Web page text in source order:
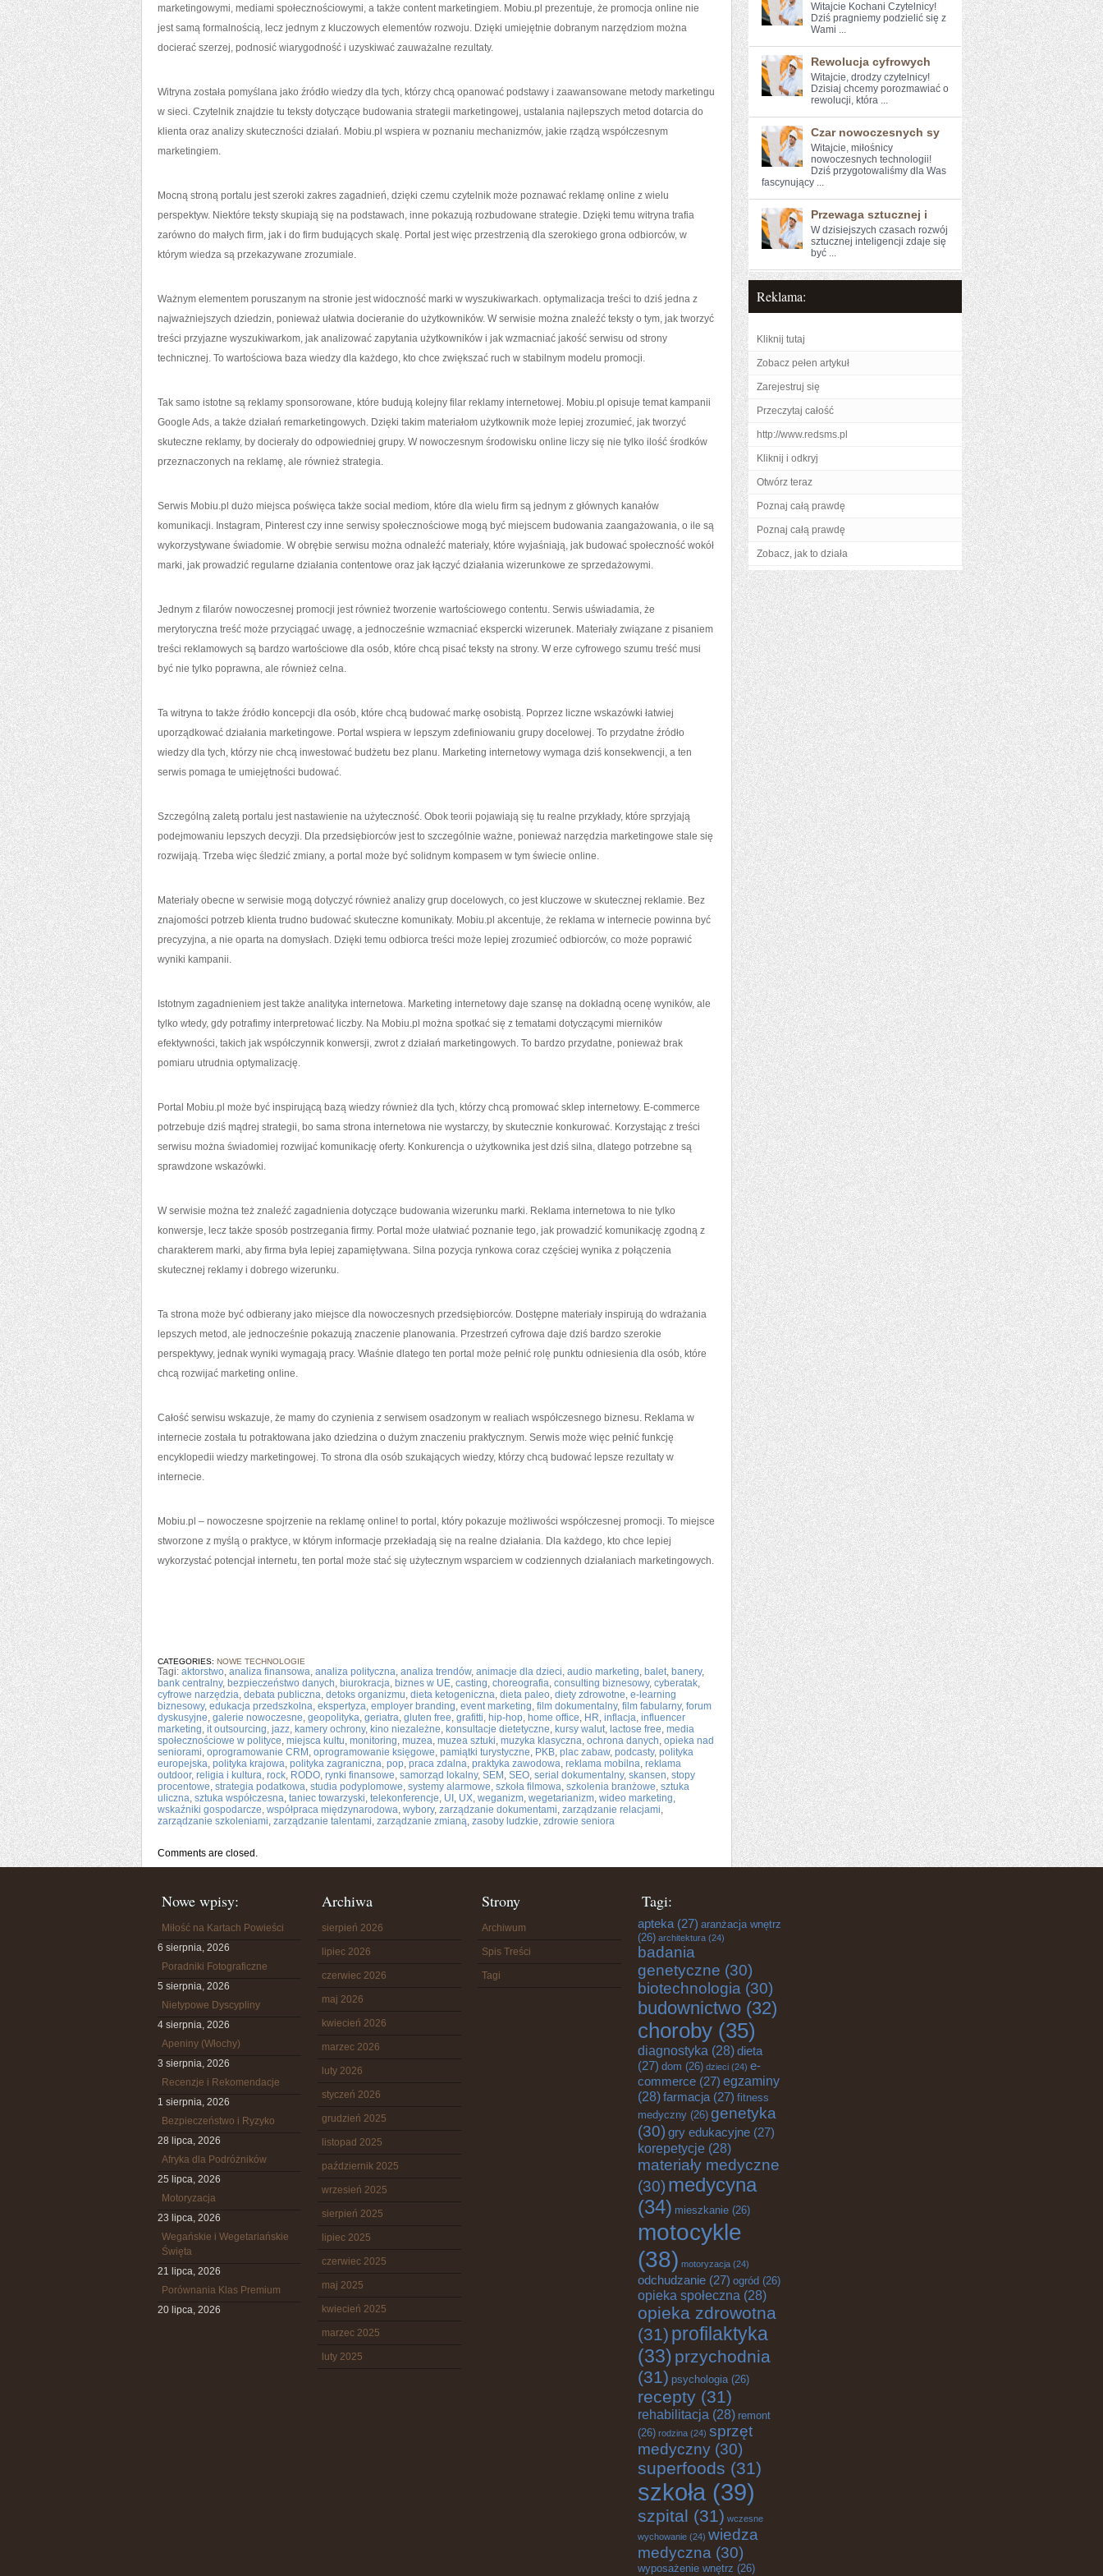
marketingowymi, mediami społecznościowymi, a także content marketingiem. Mobiu.pl prezentuje, że promocja online nie
jest samą formalnością, lecz jednym z kluczowych elementów rozwoju. Dzięki umiejętnie dobranym narzędziom można
docierać szerzej, podnosić wiarygodność i uzyskiwać zauważalne rezultaty.
Witryna została pomyślana jako źródło wiedzy dla tych, którzy chcą opanować podstawy i zaawansowane metody marketingu
w sieci. Czytelnik znajdzie tu teksty dotyczące budowania strategii marketingowej, ustalania najlepszych metod dotarcia do
klienta oraz analizy skuteczności działań. Mobiu.pl wspiera w poznaniu mechanizmów, jakie rządzą współczesnym
marketingiem.
Mocną stroną portalu jest szeroki zakres zagadnień, dzięki czemu czytelnik może poznawać reklamę online z wielu
perspektyw. Niektóre teksty skupiają się na podstawach, inne pokazują rozbudowane strategie. Dzięki temu witryna trafia
zarówno do małych firm, jak i do firm budujących skalę. Portal jest więc przestrzenią dla szerokiego grona odbiorców, w
którym wiedza są przekazywane zrozumiale.
Ważnym elementem poruszanym na stronie jest widoczność marki w wyszukiwarkach. optymalizacja treści to dziś jedna z
najważniejszych dziedzin, ponieważ ułatwia docieranie do użytkowników. W serwisie można znaleźć teksty o tym, jak tworzyć
treści przyjazne wyszukiwarkom, jak analizować zapytania użytkowników i jak wzmacniać jakość serwisu od strony
technicznej. To wartościowa baza wiedzy dla każdego, kto chce zwiększać ruch w stabilnym modelu promocji.
Tak samo istotne są reklamy sponsorowane, które budują kolejny filar reklamy internetowej. Mobiu.pl opisuje temat kampanii
Google Ads, a także działań remarketingowych. Dzięki takim materiałom użytkownik może lepiej zrozumieć, jak tworzyć
skuteczne reklamy, by docierały do odpowiedniej grupy. W nowoczesnym środowisku online liczy się nie tylko ilość środków
przeznaczonych na reklamę, ale również strategia.
Serwis Mobiu.pl dużo miejsca poświęca także social mediom, które dla wielu firm są jednym z głównych kanałów
komunikacji. Instagram, Pinterest czy inne serwisy społecznościowe mogą być miejscem budowania zaangażowania, o ile są
wykorzystywane świadomie. W obrębie serwisu można odnaleźć materiały, które wyjaśniają, jak budować społeczność wokół
marki, jak prowadzić regularne działania contentowe oraz jak łączyć działania wizerunkowe ze sprzedażowymi.
Jednym z filarów nowoczesnej promocji jest również tworzenie wartościowego contentu. Serwis uświadamia, że
merytoryczna treść może przyciągać uwagę, a jednocześnie wzmacniać ekspercki wizerunek. Materiały związane z pisaniem
treści reklamowych są bardzo wartościowe dla osób, które chcą pisać teksty na strony. W erze cyfrowego szumu treść musi
być nie tylko poprawna, ale również celna.
Ta witryna to także źródło koncepcji dla osób, które chcą budować markę osobistą. Poprzez liczne wskazówki łatwiej
uporządkować działania marketingowe. Portal wspiera w lepszym zdefiniowaniu grupy docelowej. To przydatne źródło
wiedzy dla tych, którzy nie chcą inwestować budżetu bez planu. Marketing internetowy wymaga dziś konsekwencji, a ten
serwis pomaga te umiejętności budować.
Szczególną zaletą portalu jest nastawienie na użyteczność. Obok teorii pojawiają się tu realne przykłady, które sprzyjają
podejmowaniu lepszych decyzji. Dla przedsiębiorców jest to szczególnie ważne, ponieważ narzędzia marketingowe stale się
rozwijają. Trzeba więc śledzić zmiany, a portal może być solidnym kompasem w tym świecie online.
Materiały obecne w serwisie mogą dotyczyć również analizy grup docelowych, co jest kluczowe w skutecznej reklamie. Bez
znajomości potrzeb klienta trudno budować skuteczne komunikaty. Mobiu.pl akcentuje, że reklama w internecie powinna być
precyzyjna, a nie oparta na domysłach. Dzięki temu odbiorca treści może lepiej zrozumieć odbiorców, co może poprawić
wyniki kampanii.
Istotnym zagadnieniem jest także analityka internetowa. Marketing internetowy daje szansę na dokładną ocenę wyników, ale
tylko wtedy, gdy potrafimy interpretować liczby. Na Mobiu.pl można spotkać się z tematami dotyczącymi mierników
efektywności, takich jak współczynnik konwersji, zwrot z działań marketingowych. To bardzo przydatne, ponieważ brak
pomiaru utrudnia optymalizację.
Portal Mobiu.pl może być inspirującą bazą wiedzy również dla tych, którzy chcą promować sklep internetowy. E-commerce
potrzebuje dziś mądrej strategii, bo sama strona internetowa nie wystarczy, by skutecznie konkurować. Korzystając z treści
serwisu można świadomiej rozwijać komunikację oferty. Konkurencja o użytkownika jest dziś silna, dlatego potrzebne są
sprawdzone wskazówki.
W serwisie można też znaleźć zagadnienia dotyczące budowania wizerunku marki. Reklama internetowa to nie tylko
konwersje, lecz także sposób postrzegania firmy. Portal może ułatwiać poznanie tego, jak prowadzić komunikację zgodną z
charakterem marki, aby firma była lepiej zapamiętywana. Silna pozycja rynkowa coraz częściej wynika z połączenia
skutecznej reklamy i dobrego wizerunku.
Ta strona może być odbierany jako miejsce dla nowoczesnych przedsiębiorców. Dostępne materiały inspirują do wdrażania
lepszych metod, ale jednocześnie pokazują znaczenie planowania. Przestrzeń cyfrowa daje dziś bardzo szerokie
perspektywy, jednak wyniki wymagają pracy. Właśnie dlatego ten portal może pełnić rolę punktu odniesienia dla osób, które
chcą rozwijać marketing online.
Całość serwisu wskazuje, że mamy do czynienia z serwisem osadzonym w realiach współczesnego biznesu. Reklama w
internecie została tu potraktowana jako dziedzina o dużym znaczeniu praktycznym. Serwis może więc pełnić funkcję
encyklopedii wiedzy marketingowej. To strona dla osób szukających wiedzy, którzy chcą budować lepsze rezultaty w
internecie.
Mobiu.pl – nowoczesne spojrzenie na reklamę online! to portal, który pokazuje możliwości współczesnej promocji. To miejsce
stworzone z myślą o praktyce, w którym informacje przekładają się na realne działania. Dla każdego, kto chce lepiej
wykorzystać potencjał internetu, ten portal może stać się użytecznym wsparciem w codziennych działaniach marketingowych.
CATEGORIES: NOWE TECHNOLOGIE
Tagi: aktorstwo, analiza finansowa, analiza polityczna, analiza trendów, animacje dla dzieci, audio marketing, balet, banery,
bank centralny, bezpieczeństwo danych, biurokracja, biznes w UE, casting, choreografia, consulting biznesowy, cyberatak,
cyfrowe narzędzia, debata publiczna, detoks organizmu, dieta ketogeniczna, dieta paleo, diety zdrowotne, e-learning
biznesowy, edukacja przedszkolna, ekspertyza, employer branding, event marketing, film dokumentalny, film fabularny, forum
dyskusyjne, galerie nowoczesne, geopolityka, geriatra, gluten free, grafitti, hip-hop, home office, HR, inflacja, influencer
marketing, it outsourcing, jazz, kamery ochrony, kino niezależne, konsultacje dietetyczne, kursy walut, lactose free, media
społecznościowe w polityce, miejsca kultu, monitoring, muzea, muzea sztuki, muzyka klasyczna, ochrona danych, opieka nad
seniorami, oprogramowanie CRM , oprogramowanie księgowe, pamiątki turystyczne, PKB, plac zabaw, podcasty, polityka
europejska, polityka krajowa, polityka zagraniczna, pop, praca zdalna, praktyka zawodowa, reklama mobilna, reklama
outdoor, religia i kultura, rock, RODO, rynki finansowe, samorząd lokalny, SEM , SEO, serial dokumentalny, skansen, stopy
procentowe, strategia podatkowa, studia podyplomowe, systemy alarmowe, szkoła filmowa, szkolenia branżowe, sztuka
uliczna, sztuka współczesna, taniec towarzyski, telekonferencje, UI , UX, weganizm, wegetarianizm, wideo marketing,
wskaźniki gospodarcze, współpraca międzynarodowa, wybory, zarządzanie dokumentami, zarządzanie relacjami,
zarządzanie szkoleniami, zarządzanie talentami, zarządzanie zmianą, zasoby ludzkie, zdrowie seniora
Comments are closed.
Witajcie Kochani Czytelnicy!
Dziś ⁤pragniemy podzielić się ⁢z
Wami ...
Rewolucja cyfrowych
Witajcie, drodzy czytelnicy!‌
Dzisiaj chcemy porozmawiać o
rewolucji, która‍ ...
Czar nowoczesnych sy
Witajcie, miłośnicy
nowoczesnych⁣ technologii!
Dziś przygotowaliśmy dla Was
fascynujący ...
Przewaga sztucznej i
W ‌dzisiejszych czasach rozwój
sztucznej inteligencji zdaje się
być ...
Reklama:
Kliknij tutaj
Zobacz pełen artykuł
Zarejestruj się
Przeczytaj całość
http://www.redsms.pl
Kliknij i odkryj
Otwórz teraz
Poznaj całą prawdę
Poznaj całą prawdę
Zobacz, jak to działa
Nowe wpisy:
Miłość na Kartach Powieści
6 sierpnia, 2026
Poradniki Fotograficzne
5 sierpnia, 2026
Nietypowe Dyscypliny
4 sierpnia, 2026
Apeniny (Włochy)
3 sierpnia, 2026
Recenzje i Rekomendacje
1 sierpnia, 2026
Bezpieczeństwo i Ryzyko
28 lipca, 2026
Afryka dla Podróżników
25 lipca, 2026
Motoryzacja
23 lipca, 2026
Wegańskie i Wegetariańskie
Święta
21 lipca, 2026
Porównania Klas Premium
20 lipca, 2026
Archiwa
sierpień 2026
lipiec 2026
czerwiec 2026
maj 2026
kwiecień 2026
marzec 2026
luty 2026
styczeń 2026
grudzień 2025
listopad 2025
październik 2025
wrzesień 2025
sierpień 2025
lipiec 2025
czerwiec 2025
maj 2025
kwiecień 2025
marzec 2025
luty 2025
Strony
Archiwum
Spis Treści
Tagi
Tagi:
apteka (27) aranżacja wnętrz
(26) architektura (24)
badania
genetyczne (30)
biotechnologia (30)
budownictwo (32)
choroby (35)
diagnostyka (28)dieta
(27) dom (26) dzieci (24) e-
commerce (27) egzaminy
(28)farmacja (27) fitness
medyczny (26) genetyka
(30) gry edukacyjne (27)
korepetycje (28)
materiały medyczne
(30) medycyna
(34) mieszkanie (26)
motocykle
(38) motoryzacja (24)
odchudzanie (27) ogród (26)
opieka społeczna (28)
opieka zdrowotna
(31) profilaktyka
(33) przychodnia
(31) psychologia(26)
recepty (31)
rehabilitacja (28) remont
(26) rodzina (24) sprzęt
medyczny (30)
superfoods (31)
szkoła (39)
szpital (31) wczesne
wychowanie (24) wiedza
medyczna (30)
wyposażenie wnętrz (26)